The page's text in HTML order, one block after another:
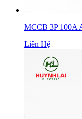
MCCB 3P 100A
Liên Hệ